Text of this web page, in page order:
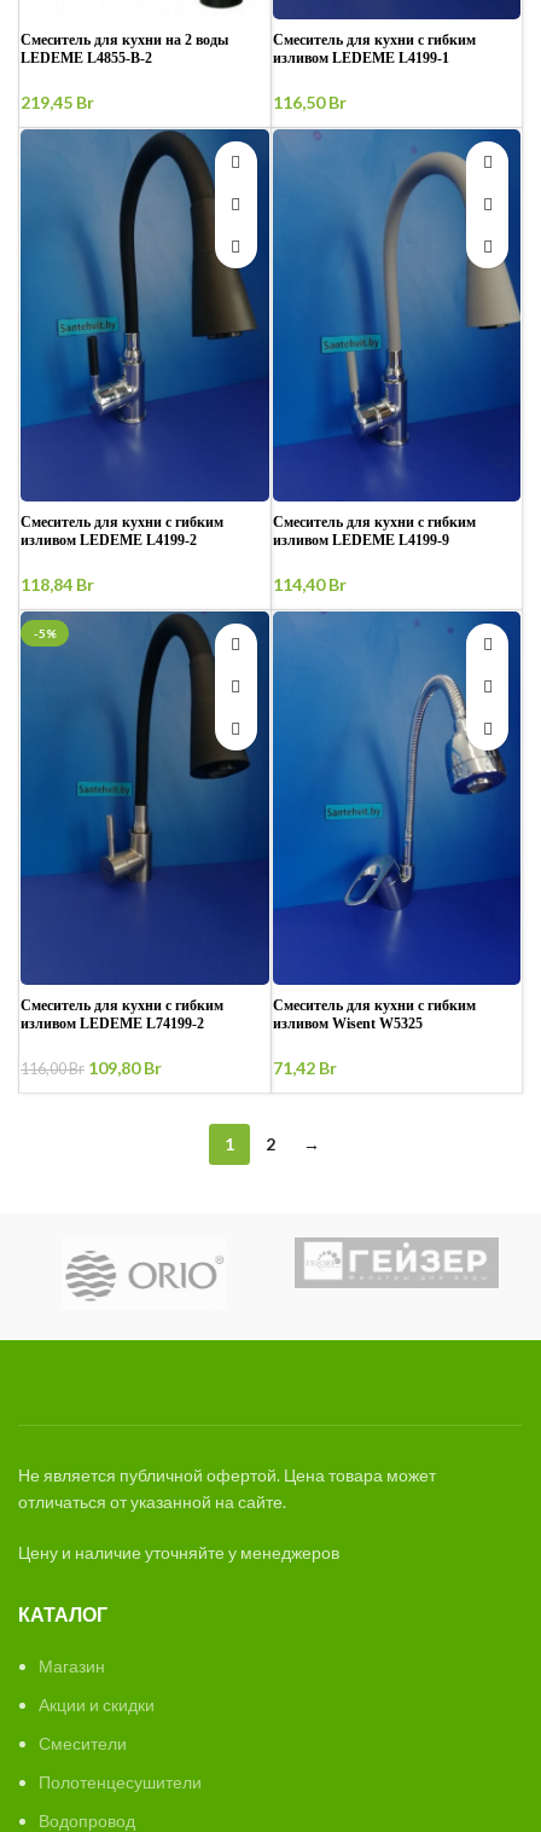
Смеситель для кухни на 2 воды
LEDEME L4855-B-2
219,45 Br
Смеситель для кухни с гибким
изливом LEDEME L4199-1
116,50Br
Смеситель для кухни с гибким
изливом LEDEME L4199-2
118,84 Br
Смеситель для кухни с гибким
изливом LEDEME L4199-9
114,40Br
-5%
Смеситель для кухни с гибким
изливом LEDEME L74199-2
116,00Br Первоначальная
цена
109,80BrТекущая
цена:
Смеситель для кухни с гибким
изливом Wisent W5325
71,42 Br
1 2 →
Не является публичной офертой. Цена товара может
отличаться от указанной на сайте.
Цену и наличие уточняйте у менеджеров
КАТАЛОГ
Магазин
Акции и скидки
Смесители
Полотенцесушители
Водопровод